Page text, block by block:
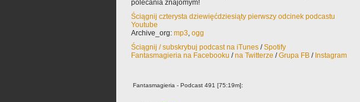
polecania znajomym!
Ściągnij czterysta dziewięćdziesiąty pierwszy odcinek podcastu
Youtube
Archive_org: mp3, ogg
Ściągnij / subskrybuj podcast na iTunes /Spotify
Fantasmagieria na Facebooku /na Twitterze /Grupa FB / Instagram
Fantasmagieria - Podcast 491 [75:19m]: